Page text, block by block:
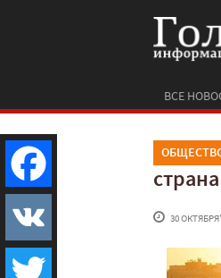
ВСЕ
30
Facebook
VK